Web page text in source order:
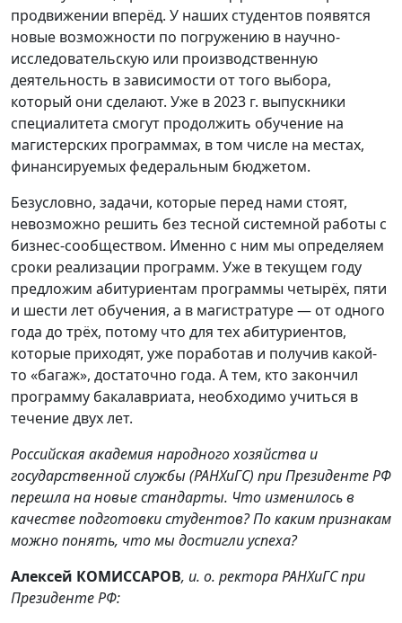
продвижении вперёд. У наших студентов появятся
новые возможности по погружению в научно-
исследовательскую или производственную
деятельность в зависимости от того выбора,
который они сделают. Уже в 2023 г. выпускники
специалитета смогут продолжить обучение на
магистерских программах, в том числе на местах,
финансируемых федеральным бюджетом.
Безусловно, задачи, которые перед нами стоят,
невозможно решить без тесной системной работы с
бизнес-сообществом. Именно с ним мы определяем
сроки реализации программ. Уже в текущем году
предложим абитуриентам программы четырёх, пяти
и шести лет обучения, а в магистратуре — от одного
года до трёх, потому что для тех абитуриентов,
которые приходят, уже поработав и получив какой-
то «багаж», достаточно года. А тем, кто закончил
программу бакалавриата, необходимо учиться в
течение двух лет.
Российская академия народного хозяйства и
государственной службы (РАНХиГС) при Президенте РФ
перешла на новые стандарты. Что изменилось в
качестве подготовки студентов? По каким признакам
можно понять, что мы достигли успеха?
Алексей КОМИССАРОВ, и. о. ректора РАНХиГС при
Президенте РФ: